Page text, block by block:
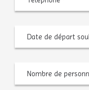
Date
départ
Nombre
personnes